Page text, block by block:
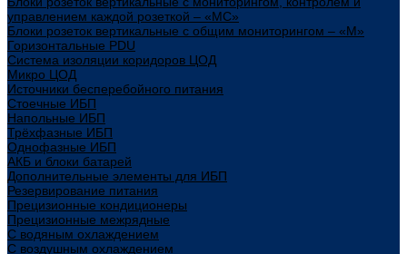
управлением каждой розеткой – «МС»
Блоки розеток вертикальные с общим мониторингом – «М»
Горизонтальные PDU
Система изоляции коридоров ЦОД
Микро ЦОД
Источники бесперебойного питания
Стоечные ИБП
Напольные ИБП
Трёхфазные ИБП
Однофазные ИБП
АКБ и блоки батарей
Дополнительные элементы для ИБП
Резервирование питания
Прецизионные кондиционеры
Прецизионные межрядные
С водяным охлаждением
С воздушным охлаждением